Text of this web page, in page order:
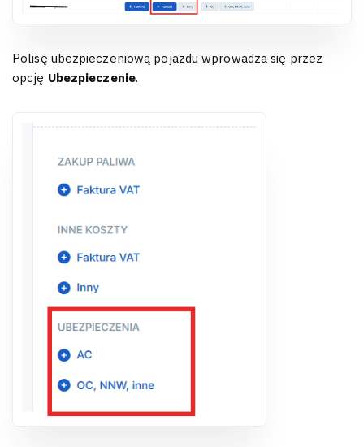
Polisę ubezpieczeniową pojazdu wprowadza się przez
opcję Ubezpieczenie.